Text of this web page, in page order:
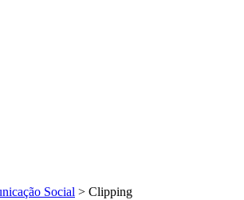
Social > Clipping